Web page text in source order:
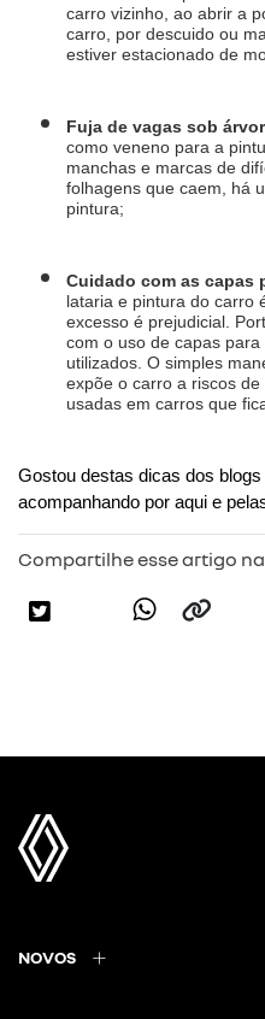
carro vizinho, ao abrir a
carro, por descuido ou
estiver estacionado de
Fuja de vagas sob
como veneno para a
manchas e marcas de
folhagens que caem, há
pintura;
Cuidado com as capas
lataria e pintura do carro
excesso é prejudicial.
com o uso de capas
utilizados. O simples
expõe o carro a riscos
usadas em carros que
Gostou destas dicas dos
acompanhando por aqui e
Compartilhe esse artigo
NOVOS